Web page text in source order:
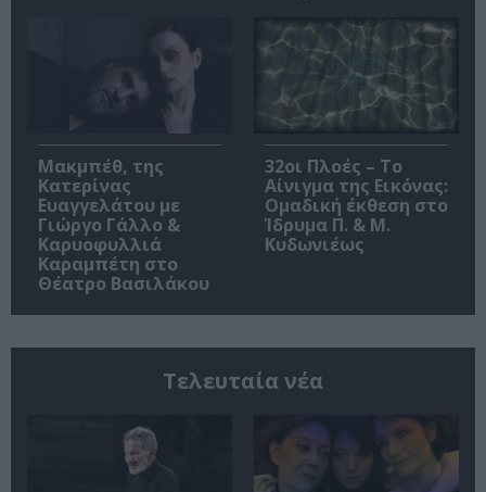
Μακμπέθ, της
Κατερίνας
Ευαγγελάτου με
Γιώργο Γάλλο &
Καρυοφυλλιά
Καραμπέτη στο
Θέατρο Βασιλάκου
32οι Πλοές – Το
Αίνιγμα της Εικόνας:
Ομαδική έκθεση στο
Ίδρυμα Π. & Μ.
Κυδωνιέως
Τελευταία νέα